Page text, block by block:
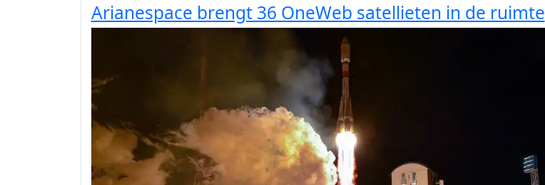
Arianespace brengt 36 OneWeb satellieten in de ruimte